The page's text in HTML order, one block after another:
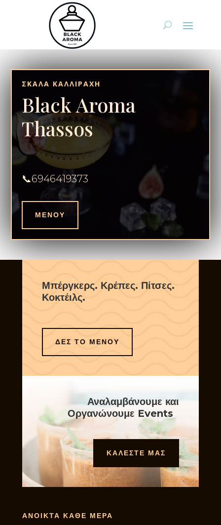
ΣΚΑΛΑ ΚΑΛΛΙΡΑΧΗ
Black Aroma
Thassos
📞6946419373
ΜΕΝΟΥ
Μπέργκερς. Κρέπες. Πίτσες.
Κοκτέιλς.
ΔΕΣ ΤΟ ΜΕΝΟΥ
Αναλαμβάνουμε και
Οργανώνουμε Events
ΚΑΛΕΣΤΕ ΜΑΣ
ΑΝΟΙΚΤΑ ΚΑΘΕ ΜΕΡΑ